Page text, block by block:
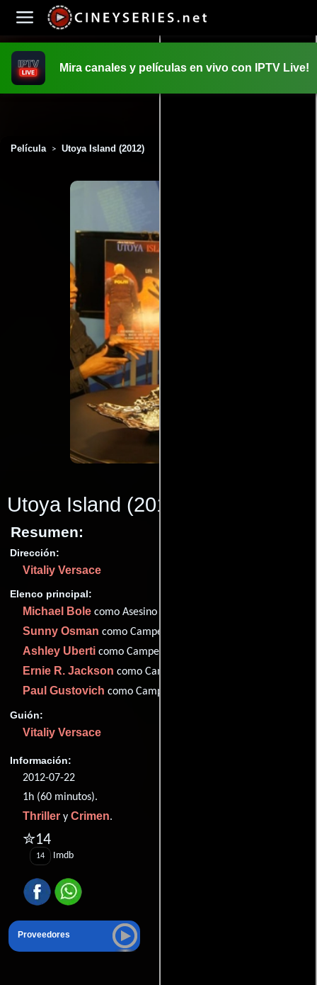
Mira canales y películas en vivo con IPTV Live!
Película > Utoya Island (2012)
Utoya Island (2012)
Resumen:
Dirección:
Vitaliy Versace
Elenco principal:
Michael Bole como Asesino
Sunny Osman como Camper 1
Ashley Uberti como Camper 2
Ernie R. Jackson como Camper 3
Paul Gustovich como Camper 4
Guión:
Vitaliy Versace
Información:
2012-07-22
1h (60 minutos).
Thriller y Crimen.
✮14
14 Imdb
Proveedores